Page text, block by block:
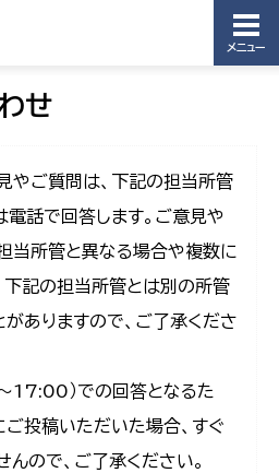
メニュー
せ
やご質問は、下記の担当所管
電話で回答します。ご意見や
当所管と異なる場合や複数に
下記の担当所管とは別の所管
ありますので、ご了承くださ
17:00）での回答となるた
ご投稿いただいた場合、すぐ
ので、ご了承ください。